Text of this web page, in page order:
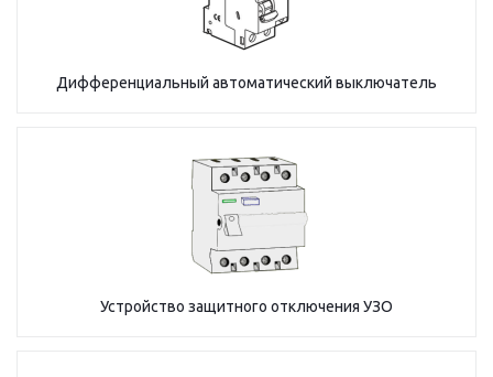
Дифференциальный автоматический выключатель
Устройство защитного отключения УЗО